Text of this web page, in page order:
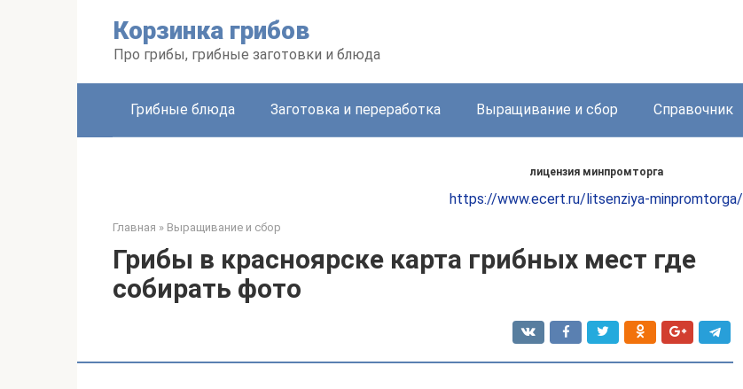
Корзинка грибов
Про грибы, грибные заготовки и блюда
Грибные блюда Заготовка и переработка Выращивание и сбор Справочник
лицензия минпромторга
https://www.ecert.ru/litsenziya-minpromtorga/
Главная » Выращивание и сбор
Грибы в красноярске карта грибных мест где
собирать фото